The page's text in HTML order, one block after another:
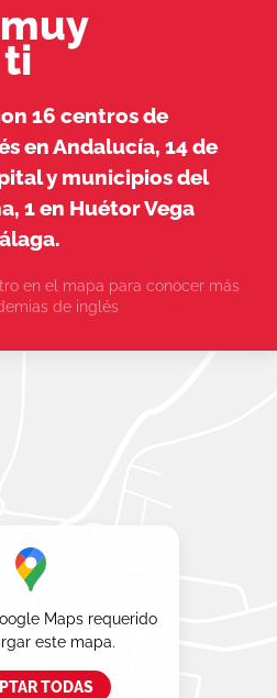
16 centros de
en Andalucía, 14 de
y municipios del
1 en Huétor Vega
en el mapa para conocer más
de inglés
Maps requerido
este mapa.
TODAS